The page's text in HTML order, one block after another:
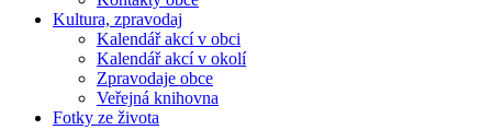
Kultura, zpravodaj
Kalendář akcí v obci
Kalendář akcí v okolí
Zpravodaje obce
Veřejná knihovna
Fotky ze života